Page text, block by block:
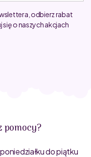
odbierz rabat
o naszych akcjach
pomocy?
do piątku